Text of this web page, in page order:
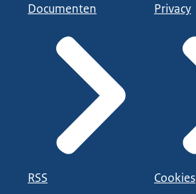
Documenten
RSS
Privacy
Cookies